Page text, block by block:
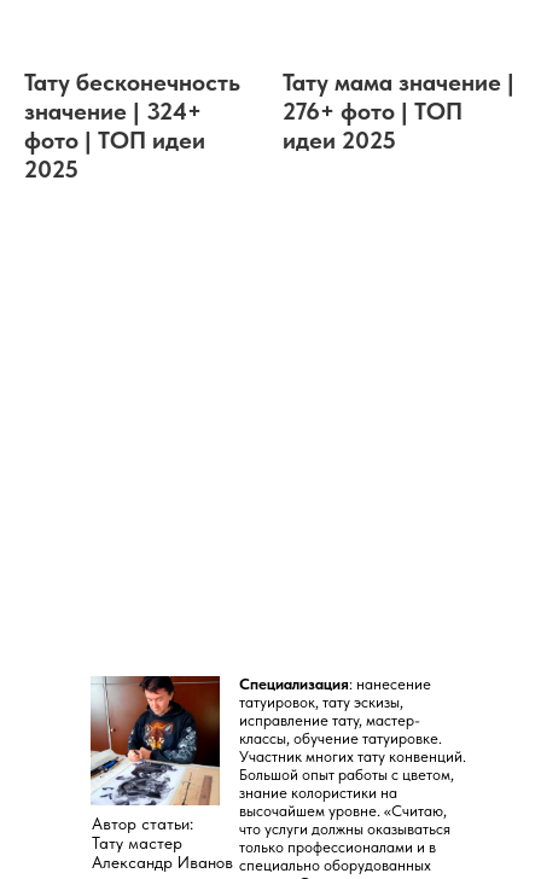
Тату бесконечность
значение | 324+
фото | ТОП идеи
2025
Тату мама значение |
276+ фото | ТОП
идеи 2025
Автор статьи:
Тату мастер
Александр Иванов
Специализация: нанесение
татуировок, тату эскизы,
исправление тату, мастер-
классы, обучение татуировке.
Участник многих тату конвенций.
Большой опыт работы с цветом,
знание колористики на
высочайшем уровне. «Считаю,
что услуги должны оказываться
только профессионалами и в
специально оборудованных